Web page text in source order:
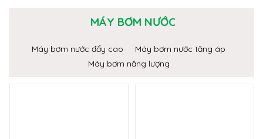
MÁY BƠM NƯỚC
Máy bơm nước đẩy cao
Máy bơm nước tăng áp
Máy bơm năng lượng